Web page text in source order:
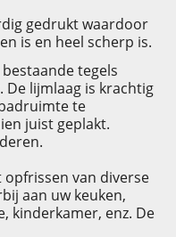
gedrukt waardoor
is en heel scherp is.
tegels
De lijmlaag is krachtig
te
juist geplakt.
van diverse
aan uw keuken,
kinderkamer, enz. De